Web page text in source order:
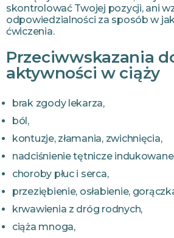
skontrolować Twojej pozycji, ani
odpowiedzialności za sposób w
ćwiczenia.
Przeciwwskazania
aktywności w ciąży
brak zgody lekarza,
ból,
kontuzje, złamania, zwichnięcia,
nadciśnienie tętnicze indukowane
choroby płuc i serca,
przeziębienie, osłabienie,
krwawienia z dróg rodnych,
ciąża mnoga,